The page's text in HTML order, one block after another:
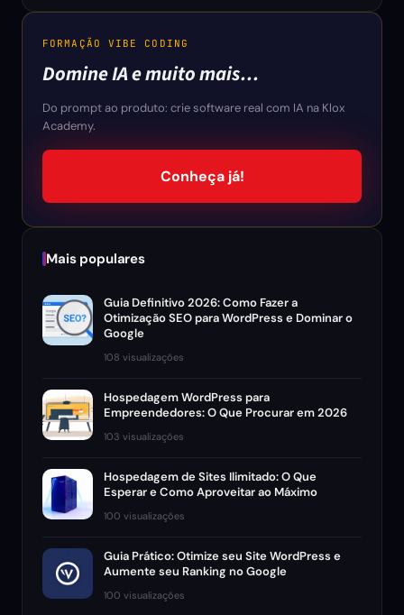
FORMAÇÃO VIBE CODING
Domine IA e muito mais…
Do prompt ao produto: crie software real com IA na Klox
Academy.
Conheça já!
Mais populares
Guia Definitivo 2026: Como Fazer a
Otimização SEO para WordPress e Dominar o
Google
108 visualizações
Hospedagem WordPress para
Empreendedores: O Que Procurar em 2026
103 visualizações
Hospedagem de Sites Ilimitado: O Que
Esperar e Como Aproveitar ao Máximo
100 visualizações
Guia Prático: Otimize seu Site WordPress e
Aumente seu Ranking no Google
100 visualizações